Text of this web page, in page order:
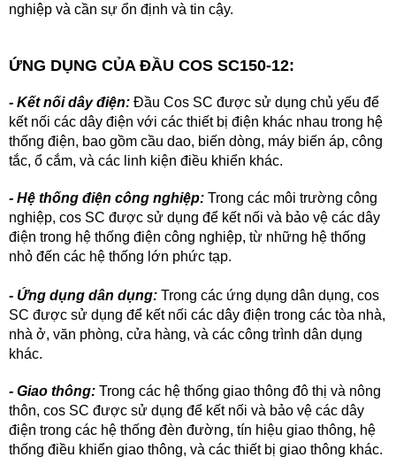
nghiệp và cần sự ổn định và tin cậy.
ỨNG DỤNG CỦA ĐẦU COS SC150-12:
- Kết nối dây điện: Đầu Cos SC được sử dụng chủ yếu để
kết nối các dây điện với các thiết bị điện khác nhau trong hệ
thống điện, bao gồm cầu dao, biến dòng, máy biến áp, công
tắc, ổ cắm, và các linh kiện điều khiển khác.
- Hệ thống điện công nghiệp: Trong các môi trường công
nghiệp, cos SC được sử dụng để kết nối và bảo vệ các dây
điện trong hệ thống điện công nghiệp, từ những hệ thống
nhỏ đến các hệ thống lớn phức tạp.
- Ứng dụng dân dụng: Trong các ứng dụng dân dụng, cos
SC được sử dụng để kết nối các dây điện trong các tòa nhà,
nhà ở, văn phòng, cửa hàng, và các công trình dân dụng
khác.
- Giao thông: Trong các hệ thống giao thông đô thị và nông
thôn, cos SC được sử dụng để kết nối và bảo vệ các dây
điện trong các hệ thống đèn đường, tín hiệu giao thông, hệ
thống điều khiển giao thông, và các thiết bị giao thông khác.